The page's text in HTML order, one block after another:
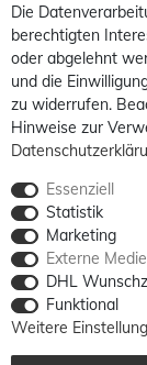
Die
berechtigten
oder abgelehnt
und die
zu widerrufen.
Hinweise zur
Essenziell
Statistik
Marketing
Externe
DHL
Funktional
Weitere